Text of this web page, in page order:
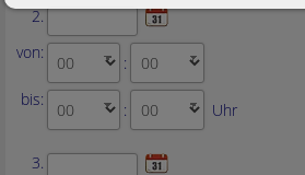
2.
von:
:
bis:
: Uhr
3.